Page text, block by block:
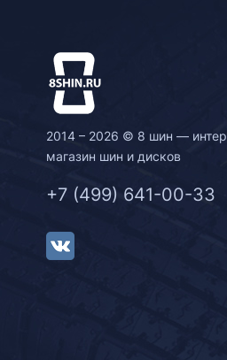
2014 – 2026 © 8 шин —
магазин шин и дисков
+7 (499) 641-00-33